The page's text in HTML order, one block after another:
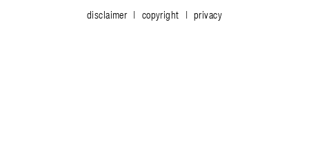
disclaimer | copyright | privacy